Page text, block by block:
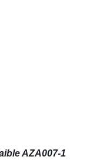
AZA007-1